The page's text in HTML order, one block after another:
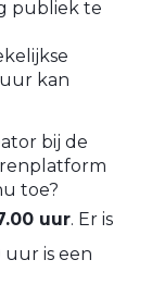
publiek te
kan
bij de
toe?
uur. Er is
uur is een